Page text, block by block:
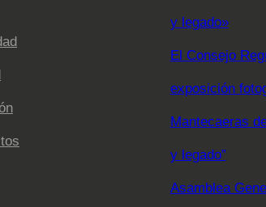
y legado»
El Consejo
exposición
Mantecaeras
y legado”
Asamblea